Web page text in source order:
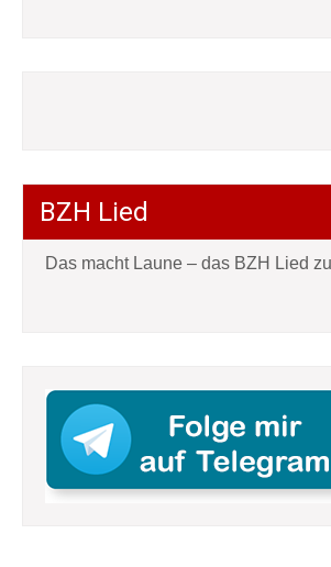
BZH Lied
Das macht Laune – das BZH Lied